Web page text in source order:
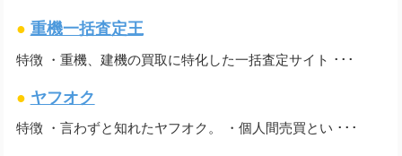
● 重機一括査定王
特徴 ・重機、建機の買取に特化した一括査定サイト ･･･
● ヤフオク
特徴 ・言わずと知れたヤフオク。 ・個人間売買とい ･･･